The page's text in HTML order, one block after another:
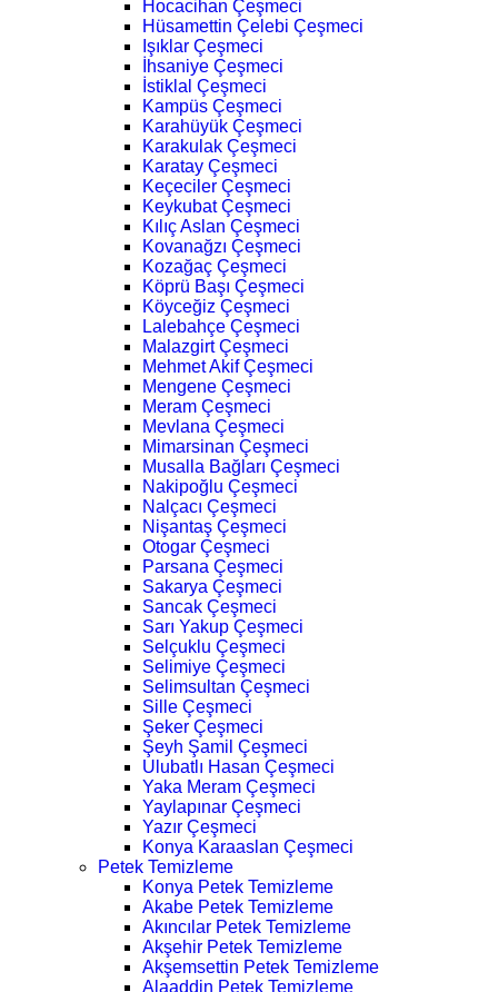
Hocacihan Çeşmeci
Hüsamettin Çelebi Çeşmeci
Işıklar Çeşmeci
İhsaniye Çeşmeci
İstiklal Çeşmeci
Kampüs Çeşmeci
Karahüyük Çeşmeci
Karakulak Çeşmeci
Karatay Çeşmeci
Keçeciler Çeşmeci
Keykubat Çeşmeci
Kılıç Aslan Çeşmeci
Kovanağzı Çeşmeci
Kozağaç Çeşmeci
Köprü Başı Çeşmeci
Köyceğiz Çeşmeci
Lalebahçe Çeşmeci
Malazgirt Çeşmeci
Mehmet Akif Çeşmeci
Mengene Çeşmeci
Meram Çeşmeci
Mevlana Çeşmeci
Mimarsinan Çeşmeci
Musalla Bağları Çeşmeci
Nakipoğlu Çeşmeci
Nalçacı Çeşmeci
Nişantaş Çeşmeci
Otogar Çeşmeci
Parsana Çeşmeci
Sakarya Çeşmeci
Sancak Çeşmeci
Sarı Yakup Çeşmeci
Selçuklu Çeşmeci
Selimiye Çeşmeci
Selimsultan Çeşmeci
Sille Çeşmeci
Şeker Çeşmeci
Şeyh Şamil Çeşmeci
Ulubatlı Hasan Çeşmeci
Yaka Meram Çeşmeci
Yaylapınar Çeşmeci
Yazır Çeşmeci
Konya Karaaslan Çeşmeci
Petek Temizleme
Konya Petek Temizleme
Akabe Petek Temizleme
Akıncılar Petek Temizleme
Akşehir Petek Temizleme
Akşemsettin Petek Temizleme
Alaaddin Petek Temizleme